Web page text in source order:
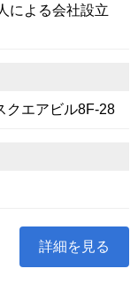
による会社設立
クエアビル8F-28
詳細を見る